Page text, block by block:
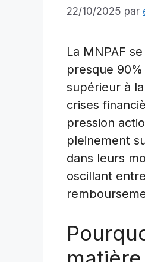
22/10/2025 par
La MNPAF
presque
supérieur à
crises
pression
pleinement
dans leurs
oscillant